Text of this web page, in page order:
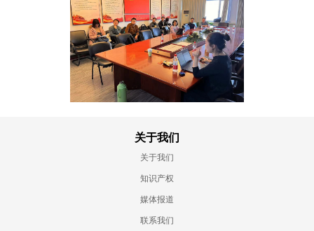
关于我们
关于我们
知识产权
媒体报道
联系我们